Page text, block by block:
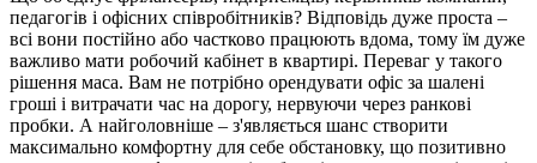
педагогів і офісних співробітників? Відповідь дуже проста –
всі вони постійно або частково працюють вдома, тому їм дуже
важливо мати робочий кабінет в квартирі. Переваг у такого
рішення маса. Вам не потрібно орендувати офіс за шалені
гроші і витрачати час на дорогу, нервуючи через ранкові
пробки. А найголовніше – з'являється шанс створити
максимально комфортну для себе обстановку, що позитивно